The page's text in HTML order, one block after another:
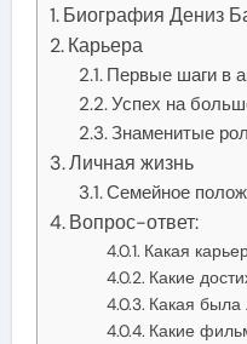
Биография Дениз
Карьера
Первые шаги в
Успех на
Знаменитые
Личная жизнь
Семейное
Вопрос-ответ:
Какая
Какие
Какая была
Какие